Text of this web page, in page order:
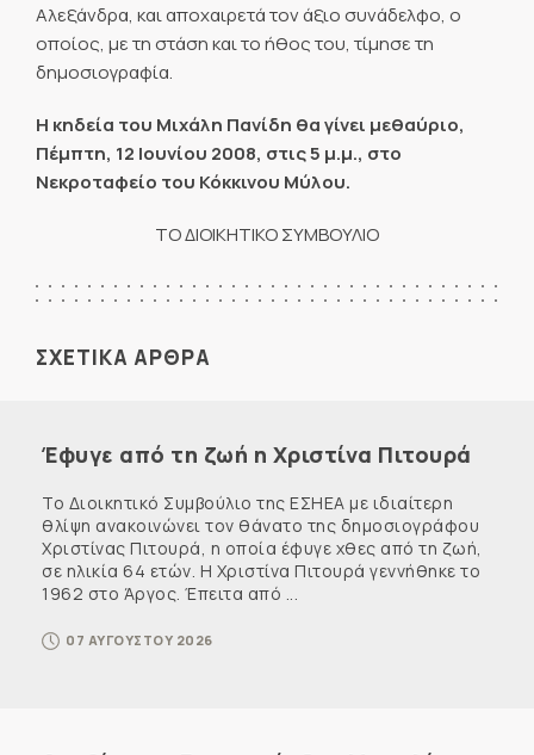
Αλεξάνδρα, και αποχαιρετά τον άξιο συνάδελφο, ο
οποίος, με τη στάση και το ήθος του, τίμησε τη
δημοσιογραφία.
Η κηδεία του Μιχάλη Πανίδη θα γίνει μεθαύριο,
Πέμπτη, 12 Ιουνίου 2008, στις 5 μ.μ., στο
Νεκροταφείο του Κόκκινου Μύλου.
ΤΟ ΔΙΟΙΚΗΤΙΚΟ ΣΥΜΒΟΥΛΙΟ
ΣΧΕΤΙΚΑ ΑΡΘΡΑ
Έφυγε από τη ζωή η Χριστίνα Πιτουρά
Το Διοικητικό Συμβούλιο της ΕΣΗΕΑ με ιδιαίτερη
θλίψη ανακοινώνει τον θάνατο της δημοσιογράφου
Χριστίνας Πιτουρά, η οποία έφυγε χθες από τη ζωή,
σε ηλικία 64 ετών. Η Χριστίνα Πιτουρά γεννήθηκε το
1962 στο Άργος. Έπειτα από ...
07 ΑΥΓΟΥΣΤΟΥ 2026